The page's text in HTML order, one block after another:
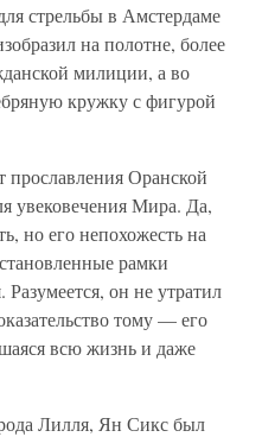
стрельбы в Амстердаме
на полотне, более
милиции, а во
кружку с фигурой
прославления Оранской
увековечения Мира. Да,
но его непохожесть на
рамки
он не утратил
тому — его
всю жизнь и даже
Лилля, Ян Сикс был